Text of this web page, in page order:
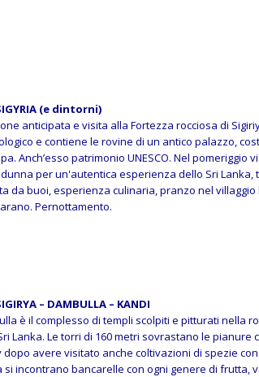
(e dintorni)
anticipata e visita alla Fortezza rocciosa di
e contiene le rovine di un antico palazzo,
Anch’esso patrimonio UNESCO. Nel pomeriggio
per un'autentica esperienza dello Sri Lanka,
da buoi, esperienza culinaria, pranzo nel villaggio
Pernottamento.
– DAMBULLA – KANDI
è il complesso di templi scolpiti e pitturati nella
Lanka. Le torri di 160 metri sovrastano le pianure
dopo avere visitato anche coltivazioni di spezie
si incontrano bancarelle con ogni genere di frutta,